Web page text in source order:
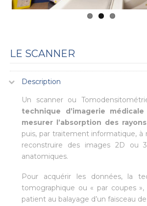
LE SCANNER
Description
Un scanner ou
technique d’imagerie
mesurer l’absorption des
puis, par traitement informatique, à
reconstruire des images 2D ou
anatomiques.
Pour acquérir les données, la
tomographique ou « par coupes
patient au balayage d’un faisceau de